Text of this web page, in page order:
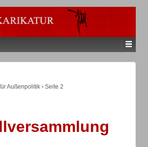
Außenpolitik › Seite 2